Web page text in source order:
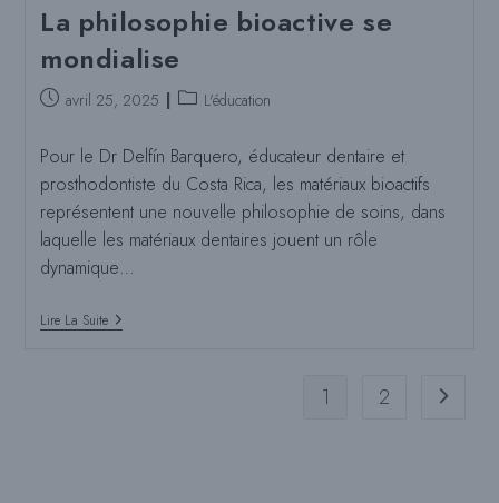
La philosophie bioactive se
mondialise
Poste
:
avril 25, 2025
Catégorie
poste
:
L'éducation
Pour le Dr Delfín Barquero, éducateur dentaire et
prosthodontiste du Costa Rica, les matériaux bioactifs
représentent une nouvelle philosophie de soins, dans
laquelle les matériaux dentaires jouent un rôle
dynamique…
Lire La SuiteLa
Philosophie
1 2 Aller à